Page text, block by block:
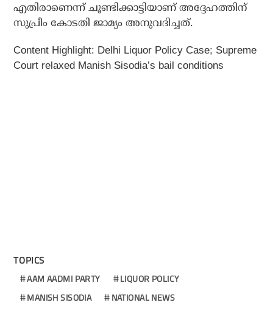
എതിരാണെന്ന് ചൂണ്ടിക്കാട്ടിയാണ് അദ്ദേഹത്തിന്
സുപ്രീം കോടതി ജാമ്യം അനുവദിച്ചത്.
Content Highlight: Delhi Liquor Policy Case; Supreme
Court relaxed Manish Sisodia’s bail conditions
TOPICS
AAM AADMI PARTY
LIQUOR POLICY
MANISH SISODIA
NATIONAL NEWS